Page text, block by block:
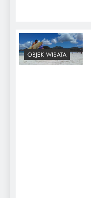
OBJEK WISATA